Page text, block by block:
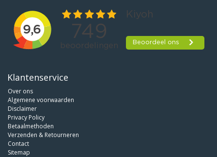
Klantenservice
Over ons
Algemene voorwaarden
Disclaimer
Privacy Policy
Betaalmethoden
Verzenden & Retourneren
Contact
Sitemap